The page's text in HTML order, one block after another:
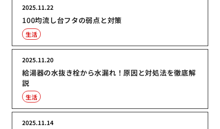
100均流し台フタの弱点と対策
2025.11.22
生活
給湯器の水抜き栓から水漏れ！原因と対処法を徹底解
説
2025.11.20
生活
2025.11.14